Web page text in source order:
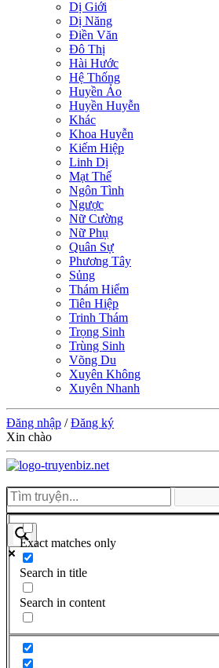
Dị Giới
Dị Năng
Điền Văn
Đô Thị
Hài Hước
Hệ Thống
Huyền Ảo
Huyền Huyễn
Khác
Khoa Huyễn
Kiếm Hiệp
Linh Dị
Mạt Thế
Ngôn Tình
Ngược
Nữ Cường
Nữ Phụ
Quân Sự
Phương Tây
Sủng
Thám Hiểm
Tiên Hiệp
Trinh Thám
Trọng Sinh
Trùng Sinh
Võng Du
Xuyên Không
Xuyên Nhanh
Đăng nhập /Đăng ký
Xin chào
Exact matches only
Search in title
Search in content